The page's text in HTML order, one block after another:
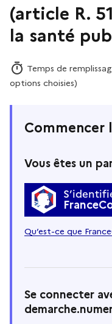
(article R.
la santé
Temps de
options choisies)
Commencer
Vous êtes un
Qu’est-ce que
Se connecter